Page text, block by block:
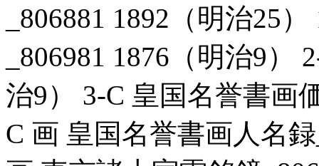
_806881 1892（明治25
_806981 1876（明治9）
治9） 3-C 皇国名誉書画
C 画 皇国名誉書画人名